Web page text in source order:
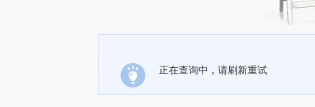
正在查询中，请刷新重试